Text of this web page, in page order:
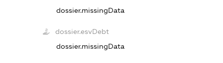
dossier.missingData
dossier.esvDebt
dossier.missingData